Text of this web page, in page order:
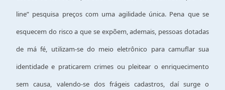
line” pesquisa preços com uma agilidade única. Pena que se
esquecem do risco a que se expõem, ademais, pessoas dotadas
de má fé, utilizam-se do meio eletrônico para camuflar sua
identidade e praticarem crimes ou pleitear o enriquecimento
sem causa, valendo-se dos frágeis cadastros, daí surge o